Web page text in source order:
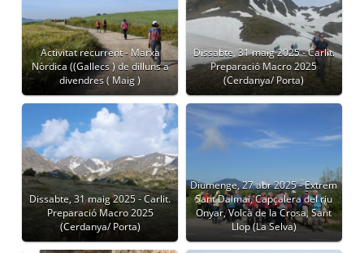
Activitat recurrent - Marxa
Nòrdica ((Gallecs ) de dilluns a
divendres ( Maig )
Dissabte, 31 maig 2025 - Carlit.
Preparació Macro 2025
(Cerdanya/ Porta)
Dissabte, 31 maig 2025 - Carlit.
Preparació Macro 2025
(Cerdanya/ Porta)
Diumenge, 27 abr 2025 - Extrem
Sant Dalmai, Capçalera del riu
Onyar, Volcà de la Crosa, Sant
Llop (La Selva)